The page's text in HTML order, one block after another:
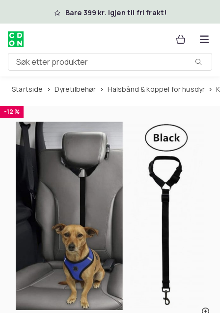
Hopp til hovedinnholdBare 399 kr. igjen til fri frakt!
Søk etter produkter
Startside Dyretilbehør Halsbånd & koppel for husdyr
-12 %